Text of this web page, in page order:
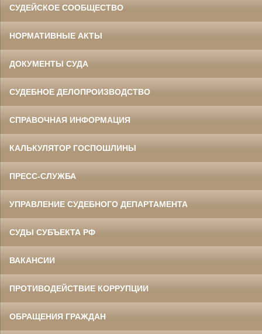
СУДЕЙСКОЕ СООБЩЕСТВО
НОРМАТИВНЫЕ АКТЫ
ДОКУМЕНТЫ СУДА
СУДЕБНОЕ ДЕЛОПРОИЗВОДСТВО
СПРАВОЧНАЯ ИНФОРМАЦИЯ
КАЛЬКУЛЯТОР ГОСПОШЛИНЫ
ПРЕСС-СЛУЖБА
УПРАВЛЕНИЕ СУДЕБНОГО ДЕПАРТАМЕНТА
СУДЫ СУБЪЕКТА РФ
ВАКАНСИИ
ПРОТИВОДЕЙСТВИЕ КОРРУПЦИИ
ОБРАЩЕНИЯ ГРАЖДАН